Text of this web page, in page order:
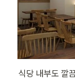
식당 내부도 깔